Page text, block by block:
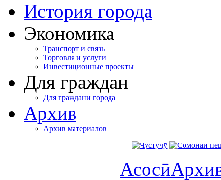
История города
Экономика
Транспорт и связь
Торговля и услуги
Инвестиционные проекты
Для граждан
Для граждани города
Архив
Архив материалов
Асосӣ